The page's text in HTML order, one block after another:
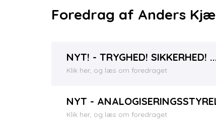
Foredrag af Anders
NYT! - TRYGHED!
Klik her, og læs om foredraget
NYT -
Klik her, og læs om foredraget